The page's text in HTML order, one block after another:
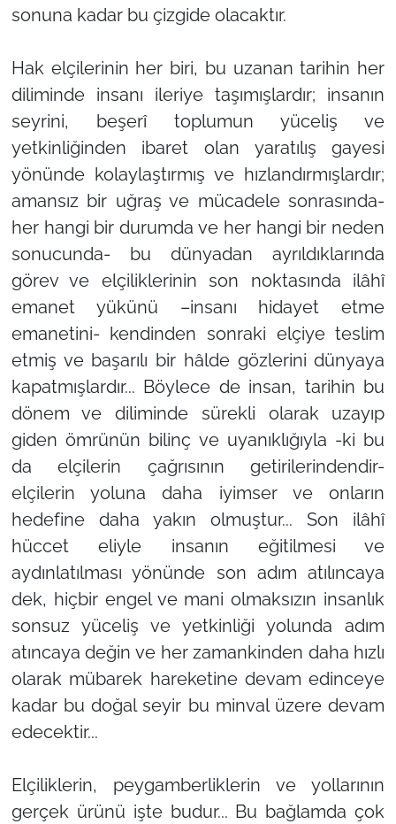
sonuna kadar bu çizgide olacaktır.
Hak elçilerinin her biri, bu uzanan tarihin her
diliminde insanı ileriye taşımışlardır; insanın
seyrini, beşerî toplumun yüceliş ve
yetkinliğinden ibaret olan yaratılış gayesi
yönünde kolaylaştırmış ve hızlandırmışlardır;
amansız bir uğraş ve mücadele sonrasında-
her hangi bir durumda ve her hangi bir neden
sonucunda- bu dünyadan ayrıldıklarında
görev ve elçiliklerinin son noktasında ilâhî
emanet yükünü –insanı hidayet etme
emanetini- kendinden sonraki elçiye teslim
etmiş ve başarılı bir hâlde gözlerini dünyaya
kapatmışlardır... Böylece de insan, tarihin bu
dönem ve diliminde sürekli olarak uzayıp
giden ömrünün bilinç ve uyanıklığıyla -ki bu
da elçilerin çağrısının getirilerindendir-
elçilerin yoluna daha iyimser ve onların
hedefine daha yakın olmuştur... Son ilâhî
hüccet eliyle insanın eğitilmesi ve
aydınlatılması yönünde son adım atılıncaya
dek, hiçbir engel ve mani olmaksızın insanlık
sonsuz yüceliş ve yetkinliği yolunda adım
atıncaya değin ve her zamankinden daha hızlı
olarak mübarek hareketine devam edinceye
kadar bu doğal seyir bu minval üzere devam
edecektir...
Elçiliklerin, peygamberliklerin ve yollarının
gerçek ürünü işte budur... Bu bağlamda çok